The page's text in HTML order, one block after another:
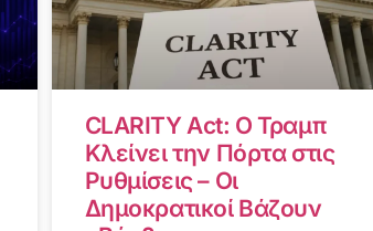
CLARITY Act: Ο Τραμπ
Κλείνει την Πόρτα στις
Ρυθμίσεις – Οι
Δημοκρατικοί Βάζουν